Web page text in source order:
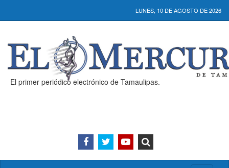
LUNES, 10 DE AGOSTO DE 2026
El primer periódico electrónico de Tamaulipas.